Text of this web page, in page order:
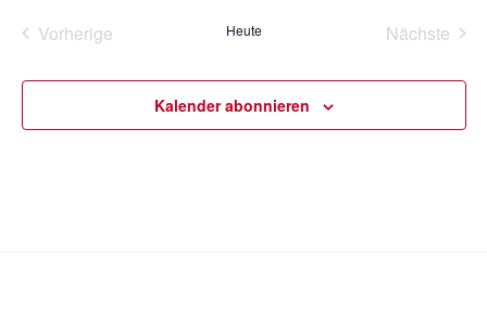
Vorherige
Heute
Nächste
Kalender abonnieren